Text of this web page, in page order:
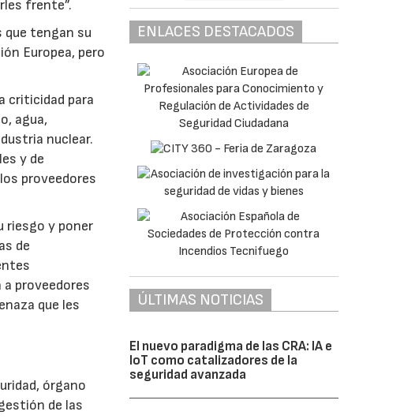
frente”.
que tengan su
Europea, pero
criticidad para
agua,
nuclear.
y de
proveedores
riesgo y poner
de
proveedores
que les
órgano
de las
ENLACES DESTACADOS
ÚLTIMAS NOTICIAS
El nuevo paradigma de las CRA: IA e
IoT como catalizadores de la
seguridad avanzada